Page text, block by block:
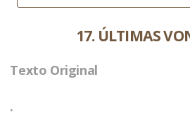
17. ÚLTIMAS
Texto Original
.